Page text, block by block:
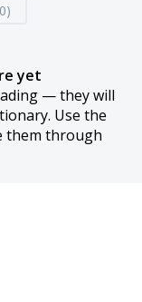
yet
— they will
Use the
them through